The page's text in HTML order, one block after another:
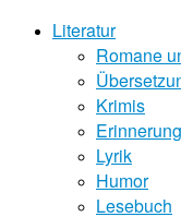
Literatur
Romane
Krimis
Lyrik
Humor
Lesebuch